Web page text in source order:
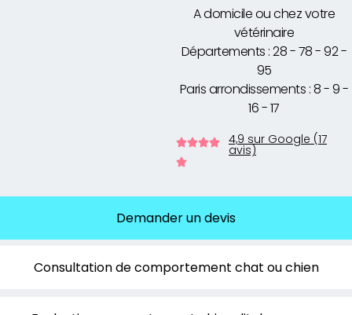
A domicile ou chez votre
vétérinaire
Départements : 28 - 78 - 92 -
95
Paris arrondissements : 8 - 9 -
16 - 17
4,9 sur Google (17
avis)
Demander un devis
Consultation de comportement chat ou chien